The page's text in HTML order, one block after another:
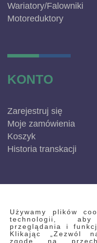
Używamy plików
technologii,
przeglądania i
Klikając „Zezwól
zgodę na
Wariatory/Falowniki
Motoreduktory
KONTO
Zarejestruj się
Moje zamówienia
Koszyk
Historia transkacji
INFORMACJE